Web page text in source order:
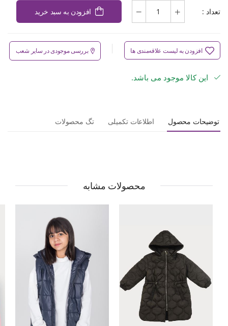
تعداد : افزودن به سبد خرید
افزودن به لیست علاقه‌مندی ها بررسی موجودی در سایر شعب
این کالا موجود می باشد.
توضیحات محصول اطلاعات تکمیلی تگ محصولات
محصولات مشابه